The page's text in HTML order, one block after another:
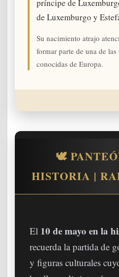
príncipe de
de Luxemburgo y
Su nacimiento atrajo
formar parte de una de las
conocidas de Europa.
🕊️
HISTORIA |
El 10 de mayo en la
recuerda la partida de
y figuras culturales